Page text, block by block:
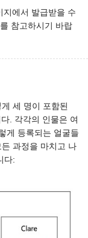
에서 발급받을 수
참고하시기 바랍
세 명이 포함된
. 각각의 인물은 여
게 등록되는 얼굴들
과정을 마치고 나
다: